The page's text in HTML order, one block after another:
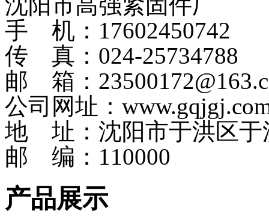
手 机：17602450742
传 真：024-25734788
邮 箱：
公司网址：
地 址：沈阳市于洪区于
邮 编：110000
产品展示